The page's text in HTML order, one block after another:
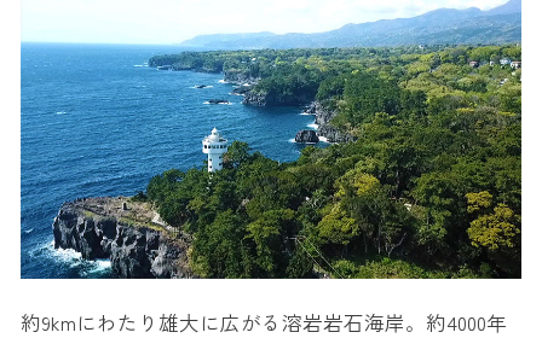
約9kmにわたり雄大に広がる溶岩岩石海岸。約4000年